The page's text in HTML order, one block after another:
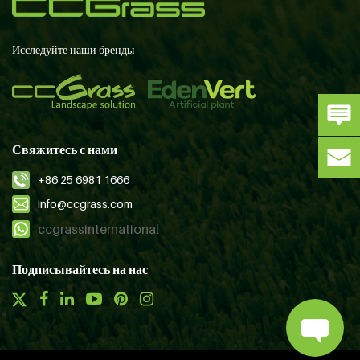
Исследуйте наши бренды
Свяжитесь с нами
+86 25 6981 1666
info@ccgrass.com
ccgrassinternational
Подписывайтесь на нас